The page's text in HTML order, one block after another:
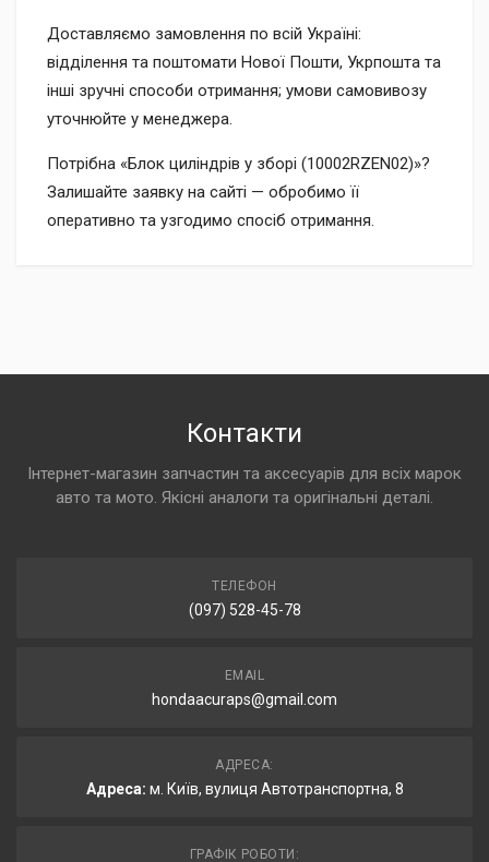
Доставляємо замовлення по всій Україні:
відділення та поштомати Нової Пошти, Укрпошта та
інші зручні способи отримання; умови самовивозу
уточнюйте у менеджера.
Потрібна «Блок циліндрів у зборі (10002RZEN02)»?
Залишайте заявку на сайті — обробимо її
оперативно та узгодимо спосіб отримання.
Контакти
Інтернет-магазин запчастин та аксесуарів для всіх марок
авто та мото. Якісні аналоги та оригінальні деталі.
ТЕЛЕФОН
(097) 528-45-78
EMAIL
hondaacuraps@gmail.com
АДРЕСА:
Адреса: м. Київ, вулиця Автотранспортна, 8
ГРАФІК РОБОТИ: